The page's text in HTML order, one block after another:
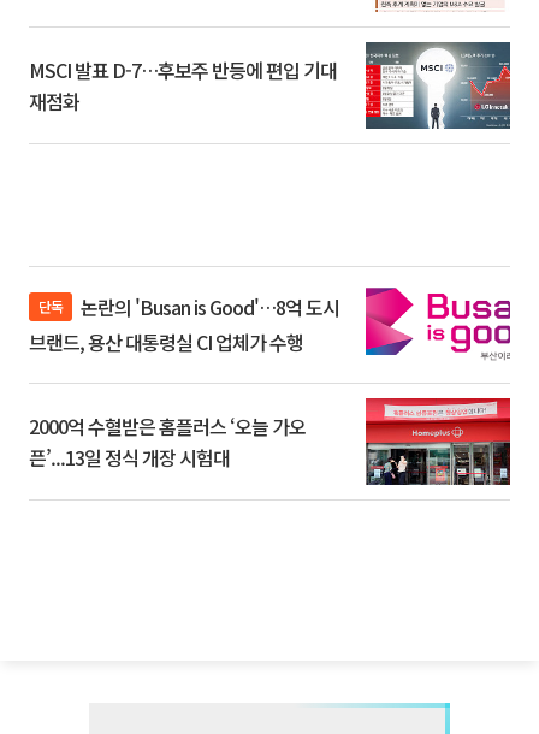
MSCI 발표 D-7…후보주 반등에 편입 기대
재점화
단독
브랜드, 용산 대통령실 CI 업체가 수행
2000억 수혈받은 홈플러스 ‘오늘 가오
픈’...13일 정식 개장 시험대